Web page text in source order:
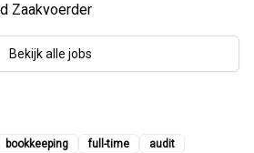
Zaakvoerder
Bekijk alle jobs
bookkeeping full-time audit